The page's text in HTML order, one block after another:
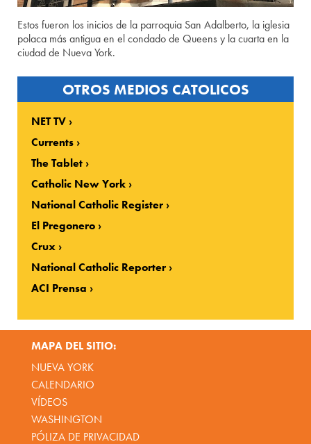
Estos fueron los inicios de la parroquia San Adalberto, la iglesia
polaca más antigua en el condado de Queens y la cuarta en la
ciudad de Nueva York.
OTROS MEDIOS CATOLICOS
NET TV
Currents
The Tablet
Catholic New York
National Catholic Register
El Pregonero
Crux
National Catholic Reporter
ACI Prensa
MAPA DEL SITIO:
NUEVA YORK
CALENDARIO
VÍDEOS
WASHINGTON
PÓLIZA DE PRIVACIDAD